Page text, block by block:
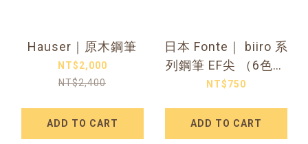
Hauser｜原木鋼筆
NT$2,000
NT$2,400
ADD TO CART
日本 Fonte｜ biiro 系
列鋼筆 EF尖 （6色可
選）
NT$750
ADD TO CART